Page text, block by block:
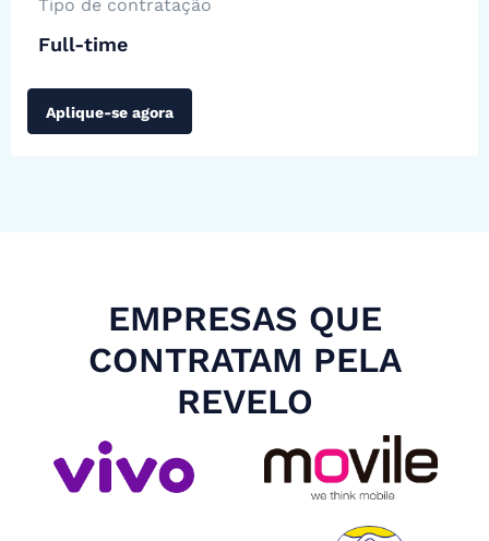
Tipo de contratação
Full-time
Aplique-se agora
EMPRESAS QUE
CONTRATAM PELA
REVELO